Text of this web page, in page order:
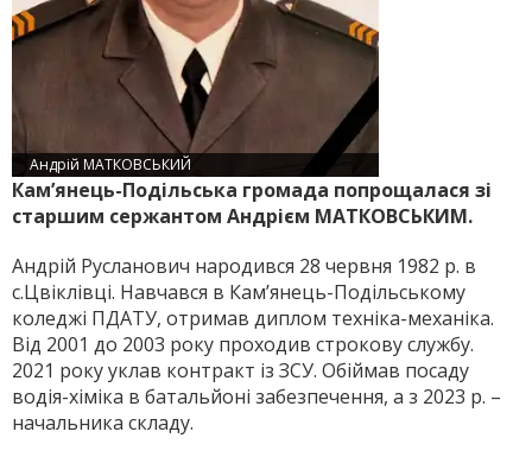
Андрій МАТКОВСЬКИЙ
Кам’янець-Подільська громада попрощалася зі
старшим сержантом Андрієм МАТКОВСЬКИМ.
Андрій Русланович народився 28 червня 1982 р. в
с.Цвіклівці. Навчався в Кам’янець-Подільському
коледжі ПДАТУ, отримав диплом техніка-механіка.
Від 2001 до 2003 року проходив строкову службу.
2021 року уклав контракт із ЗСУ. Обіймав посаду
водія-хіміка в батальйоні забезпечення, а з 2023 р. –
начальника складу.